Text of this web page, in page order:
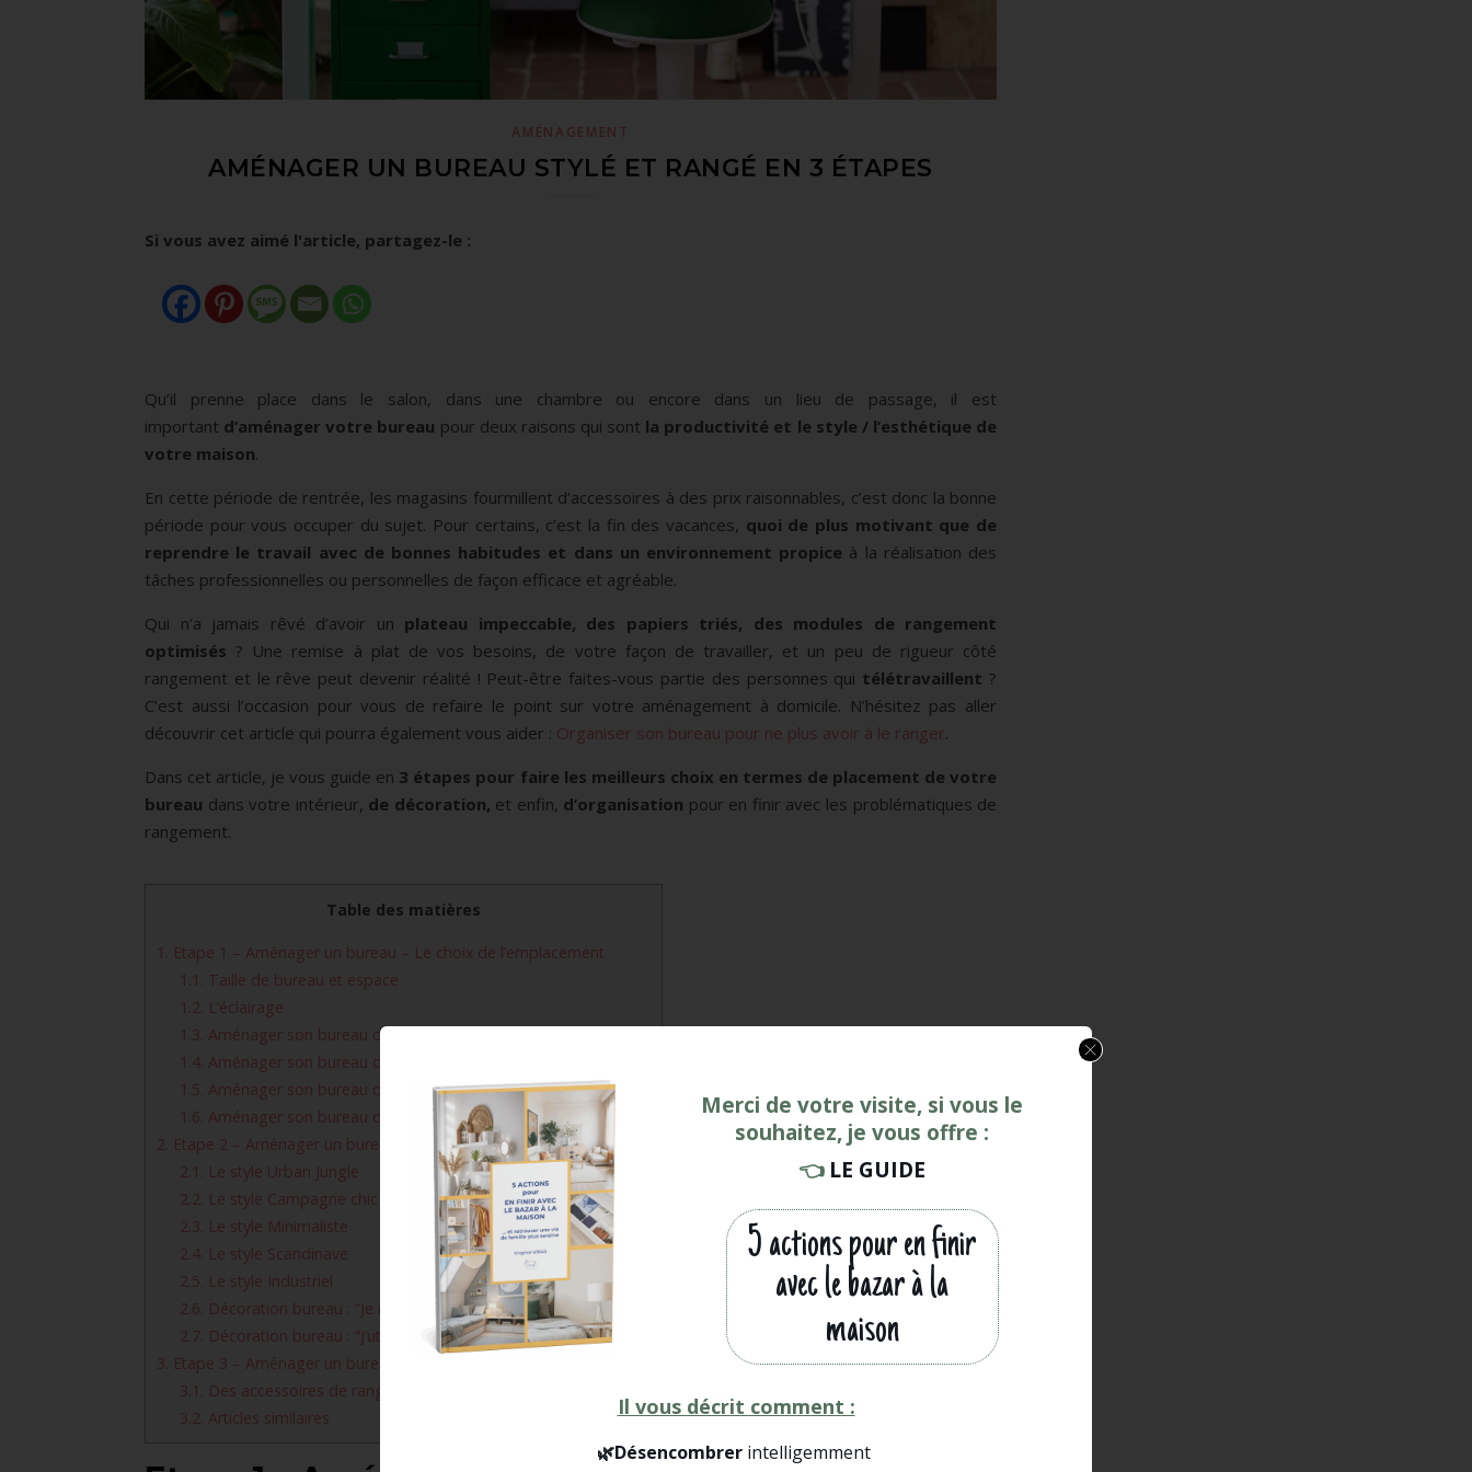
AMÉNAGEMENT
AMÉNAGER UN BUREAU STYLÉ ET RANGÉ EN 3 ÉTAPES
Si vous avez aimé l'article, partagez-le :
Qu’il prenne place dans le salon, dans une chambre ou encore dans un lieu de passage, il est
important d’aménager votre bureau pour deux raisons qui sont la productivité et le style / l’esthétique de
votre maison.
En cette période de rentrée, les magasins fourmillent d’accessoires à des prix raisonnables, c’est donc la bonne
période pour vous occuper du sujet. Pour certains, c’est la fin des vacances, quoi de plus motivant que de
reprendre le travail avec de bonnes habitudes et dans un environnement propice à la réalisation des
tâches professionnelles ou personnelles de façon efficace et agréable.
Qui n’a jamais rêvé d’avoir un plateau impeccable, des papiers triés, des modules de rangement
optimisés ? Une remise à plat de vos besoins, de votre façon de travailler, et un peu de rigueur côté
rangement et le rêve peut devenir réalité ! Peut-être faites-vous partie des personnes qui télétravaillent ?
C’est aussi l’occasion pour vous de refaire le point sur votre aménagement à domicile. N’hésitez pas aller
découvrir cet article qui pourra également vous aider : Organiser son bureau pour ne plus avoir à le ranger.
Dans cet article, je vous guide en 3 étapes pour faire les meilleurs choix en termes de placement de votre
bureau dans votre intérieur, de décoration, et enfin, d’organisation pour en finir avec les problématiques de
rangement.
Table des matières
1.
Etape 1 – Aménager un bureau – Le choix de l’emplacement
1.1. Taille de bureau et espace
1.2. L’éclairage
1.3. Aménager son bureau dans un salon
1.4. Aménager son bureau dans une chambre
1.5. Aménager son bureau dans une entrée
1.6. Aménager son bureau dans un couloir
2. Etape 2 – Aménager un bureau – Le choix du style et la décoration
2.1.
Le style Urban Jungle
2.2. Le style Campagne chic
2.3. Le style Minimaliste
2.4. Le style Scandinave
2.5. Le style Industriel
2.6. Décoration bureau : “Je me fonds dans le décor”
2.7. Décoration bureau : “J’utilise du papier peint ou de la couleur”
3. Etape 3 – Aménager un bureau – Organisation et rangement
3.1.
Des accessoires de rangement utiles
3.2. Articles similaires
Merci de votre visite, si vous le
souhaitez, je vous offre :
👈 LE GUIDE
5 actions pour en finir
avec le bazar à la
maison
Il vous décrit comment :
🌿Désencombrer intelligemment